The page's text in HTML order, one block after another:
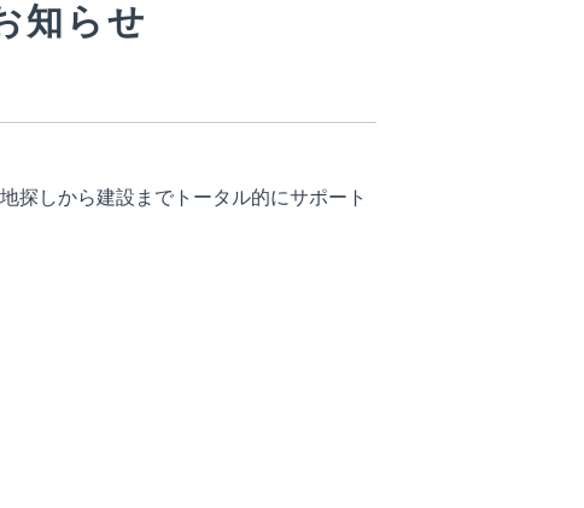
知らせ
探しから建設までトータル的にサポート